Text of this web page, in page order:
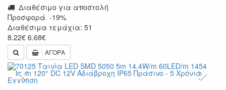
Διαθέσιμο για αποστολή
Προσφορά -19%
Διαθέσιμα τεμάχια: 51
8.22€ 6.68€
ΑΓΟΡΑ
Previous Next